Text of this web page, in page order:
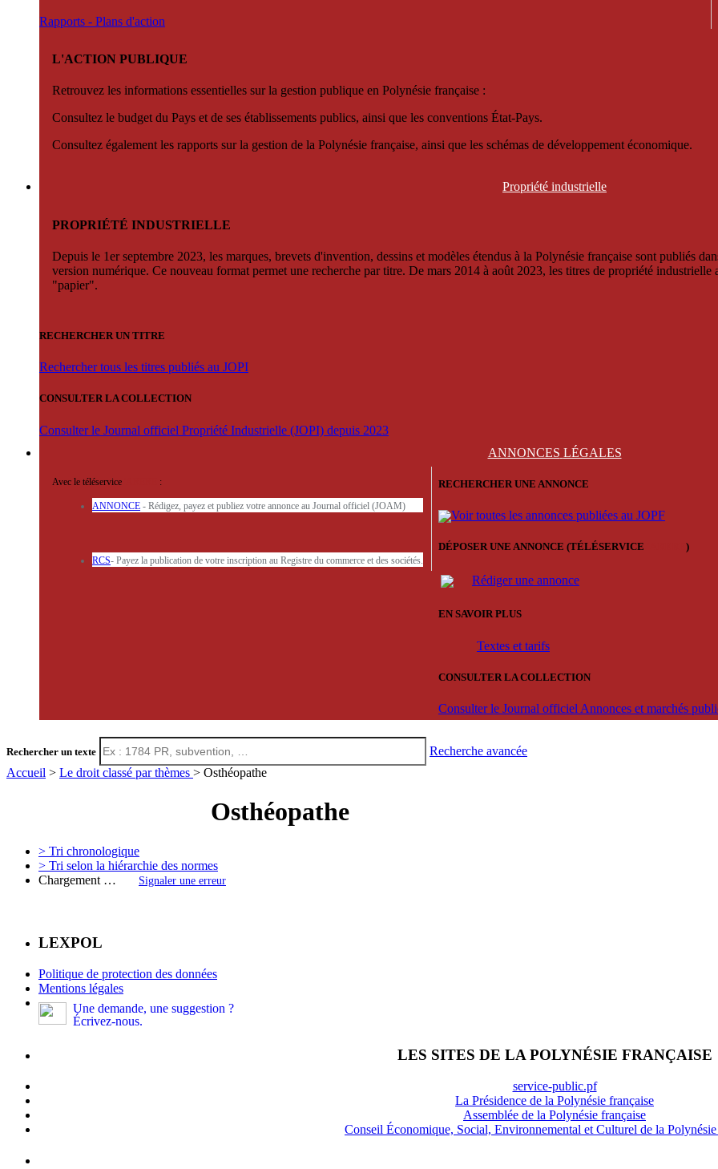
Rapports - Plans d'action
L'ACTION PUBLIQUE
Retrouvez les informations essentielles sur la gestion publique en Polynésie française :
Consultez le budget du Pays et de ses établissements publics, ainsi que les conventions État-Pays.
Consultez également les rapports sur la gestion de la Polynésie française, ainsi que les schémas de développement économique.
Propriété industrielle
PROPRIÉTÉ INDUSTRIELLE
Depuis le 1er septembre 2023, les marques, brevets d'invention, dessins et modèles étendus à la Polynésie française sont publiés
version numérique. Ce nouveau format permet une recherche par titre. De mars 2014 à août 2023, les titres de propriété
"papier".
RECHERCHER UN TITRE
Rechercher tous les titres publiés au JOPI
CONSULTER LA COLLECTION
Consulter le Journal officiel Propriété Industrielle (JOPI) depuis 2023
ANNONCES LÉGALES
Avec le téléservice :
ANNONCE - Rédigez, payez et publiez votre annonce au Journal officiel (JOAM)
RCS- Payez la publication de votre inscription au Registre du commerce et des sociétés.
RECHERCHER UNE ANNONCE
Voir toutes les annonces publiées au JOPF
DÉPOSER UNE ANNONCE (TÉLÉSERVICE )
Rédiger une annonce
EN SAVOIR PLUS
Textes et tarifs
CONSULTER LA COLLECTION
Consulter le Journal officiel Annonces et marchés
Rechercher un texte
Recherche avancée
Accueil > Le droit classé par thèmes > Osthéopathe
Osthéopathe
> Tri chronologique
> Tri selon la hiérarchie des normes
Chargement …
Signaler une erreur
LEXPOL
Politique de protection des données
Mentions légales
Une demande, une suggestion ?
Écrivez-nous.
LES SITES DE LA POLYNÉSIE FRANÇAISE
service-public.pf
La Présidence de la Polynésie française
Assemblée de la Polynésie française
Conseil Économique, Social, Environnemental et Culturel de la